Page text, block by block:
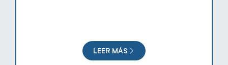
LEER MÁS